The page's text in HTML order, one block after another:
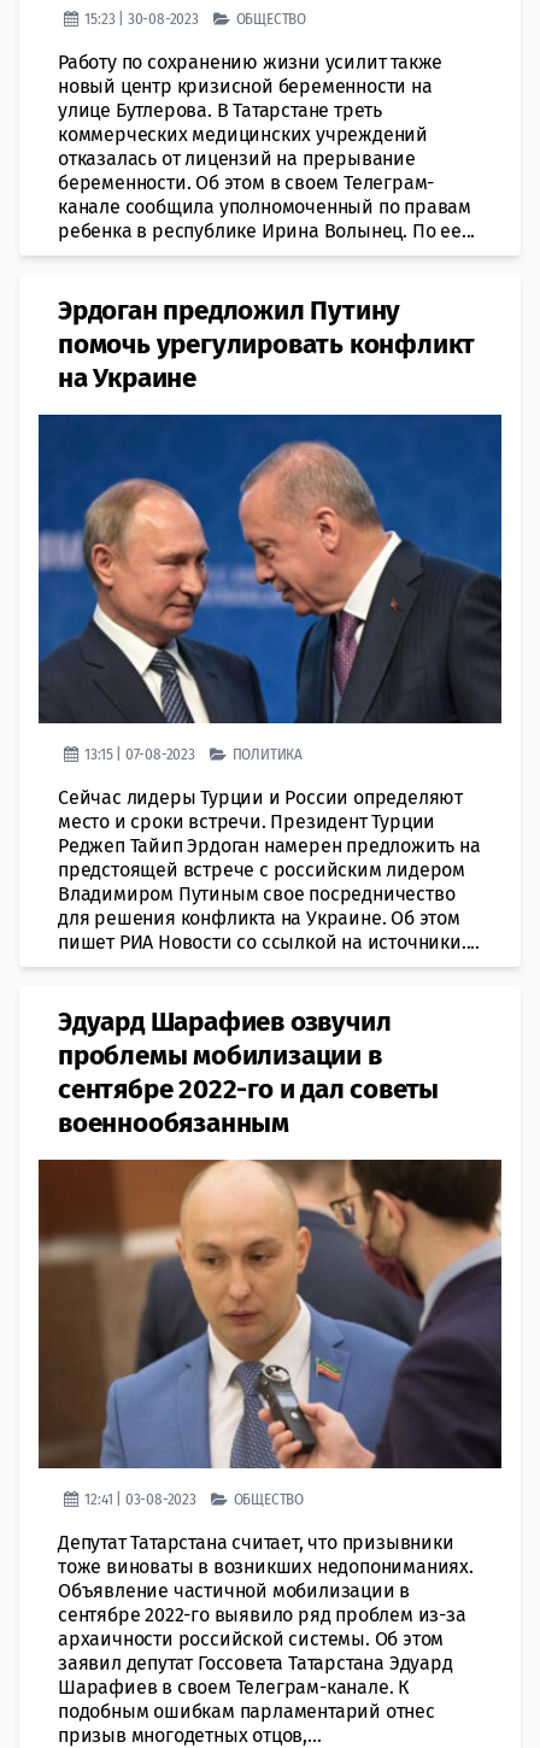
15:23 | 30-08-2023 ОБЩЕСТВО
Работу по сохранению жизни усилит также
новый центр кризисной беременности на
улице Бутлерова. В Татарстане треть
коммерческих медицинских учреждений
отказалась от лицензий на прерывание
беременности. Об этом в своем Телеграм-
канале сообщила уполномоченный по правам
ребенка в республике Ирина Волынец. По ее...
Эрдоган предложил Путину
помочь урегулировать конфликт
на Украине
13:15 | 07-08-2023 ПОЛИТИКА
Сейчас лидеры Турции и России определяют
место и сроки встречи. Президент Турции
Реджеп Тайип Эрдоган намерен предложить на
предстоящей встрече с российским лидером
Владимиром Путиным свое посредничество
для решения конфликта на Украине. Об этом
пишет РИА Новости со ссылкой на источники....
Эдуард Шарафиев озвучил
проблемы мобилизации в
сентябре 2022-го и дал советы
военнообязанным
12:41 | 03-08-2023 ОБЩЕСТВО
Депутат Татарстана считает, что призывники
тоже виноваты в возникших недопониманиях.
Объявление частичной мобилизации в
сентябре 2022-го выявило ряд проблем из-за
архаичности российской системы. Об этом
заявил депутат Госсовета Татарстана Эдуард
Шарафиев в своем Телеграм-канале. К
подобным ошибкам парламентарий отнес
призыв многодетных отцов,...